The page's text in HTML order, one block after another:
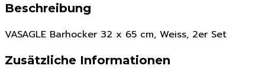
Beschreibung
VASAGLE Barhocker 32 x 65 cm, Weiss, 2er Set
Zusätzliche Informationen